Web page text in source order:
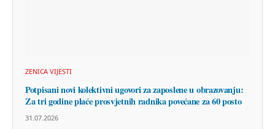
ZENICA VIJESTI
Potpisani novi kolektivni ugovori za zaposlene u obrazovanju:
Za tri godine plaće prosvjetnih radnika povećane za 60 posto
31.07.2026